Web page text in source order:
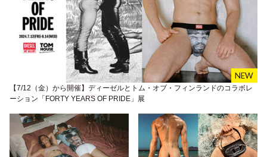
【7/12（金）から開催】ディーゼルとトム・オブ・フィンランドのコラボレ
ーション「FORTY YEARS OF PRIDE」展